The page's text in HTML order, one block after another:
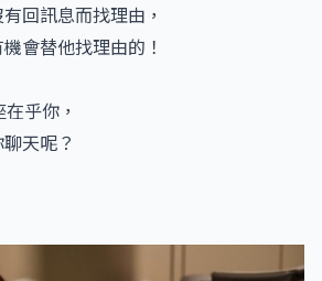
回訊息而找理由，
會替他找理由的！
乎你，
天呢？